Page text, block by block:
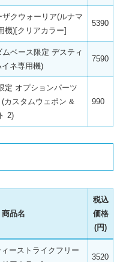
クウォーリア(ルナマ
機)[クリアカラー]
5390
ベース限定 デスティ
ネ専用機)
7590
定 オプションパーツ
カスタムウェポン &
2)
990
商品名
税込
価格
(円)
ーストライクフリー
3520